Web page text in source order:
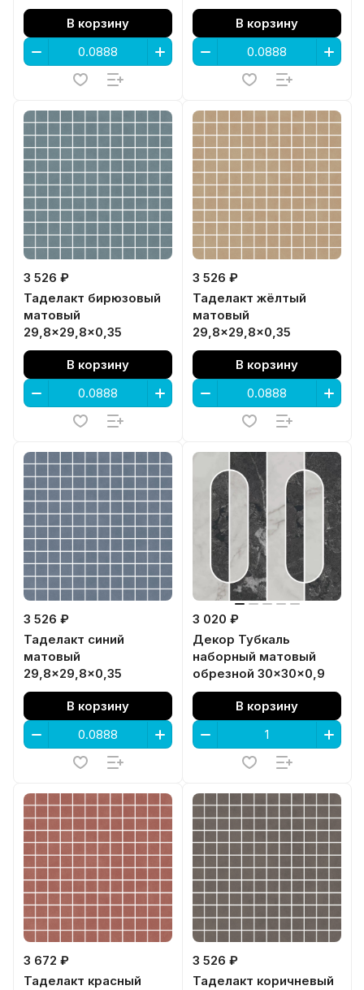
В корзину В корзину
3 526 ₽
Таделакт бирюзовый
матовый
29,8x29,8x0,35
В корзину
3 526 ₽
Таделакт жёлтый
матовый
29,8x29,8x0,35
В корзину
3 526 ₽
Таделакт синий
матовый
29,8x29,8x0,35
В корзину
3 020 ₽
Декор Тубкаль
наборный матовый
обрезной 30x30x0,9
В корзину
3 672 ₽
Таделакт красный
3 526 ₽
Таделакт коричневый